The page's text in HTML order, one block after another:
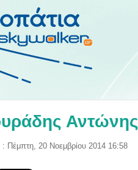
Αντώνης
: Πέμπτη, 20 Νοεμβρίου 2014 16:58